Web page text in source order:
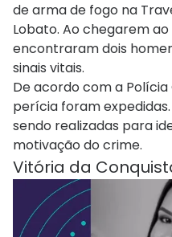
de arma de fogo na
Lobato. Ao chegarem ao
encontraram dois
sinais vitais.
De acordo com a
perícia foram
sendo realizadas para
motivação do crime.
Vitória da